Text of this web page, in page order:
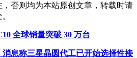
，否则均为本站原创文章，转载时请
全球销量突破 30 万台
息称三星晶圆代工已开始选择性接